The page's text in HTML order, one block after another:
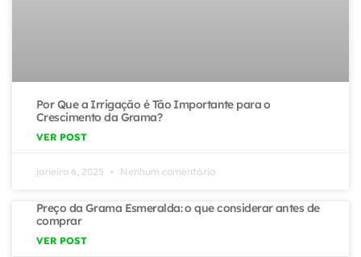
Por Que a Irrigação é Tão Importante para o
Crescimento da Grama?
VER POST
janeiro 6, 2025 Nenhum comentário
Preço da Grama Esmeralda: o que considerar antes de
comprar
VER POST